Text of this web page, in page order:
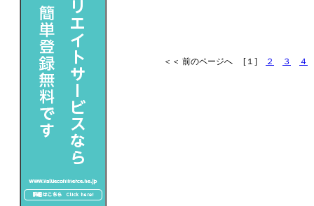
＜＜ 前のページへ [１] ２ ３ ４